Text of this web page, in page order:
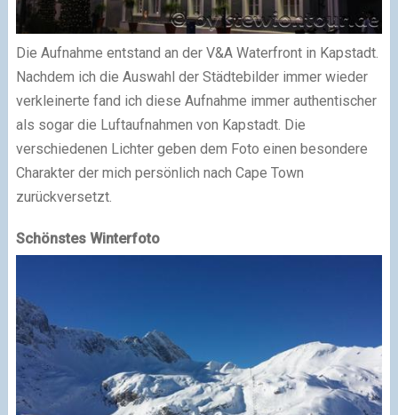
Die Aufnahme entstand an der V&A Waterfront in Kapstadt.
Nachdem ich die Auswahl der Städtebilder immer wieder
verkleinerte fand ich diese Aufnahme immer authentischer
als sogar die Luftaufnahmen von Kapstadt. Die
verschiedenen Lichter geben dem Foto einen besondere
Charakter der mich persönlich nach Cape Town
zurückversetzt.
Schönstes Winterfoto